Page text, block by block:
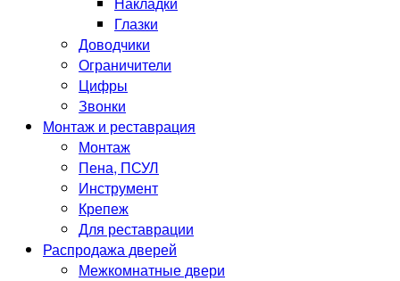
Глазки
Доводчики
Ограничители
Цифры
Звонки
Монтаж и реставрация
Монтаж
Пена, ПСУЛ
Инструмент
Крепеж
Для реставрации
Распродажа дверей
Межкомнатные двери